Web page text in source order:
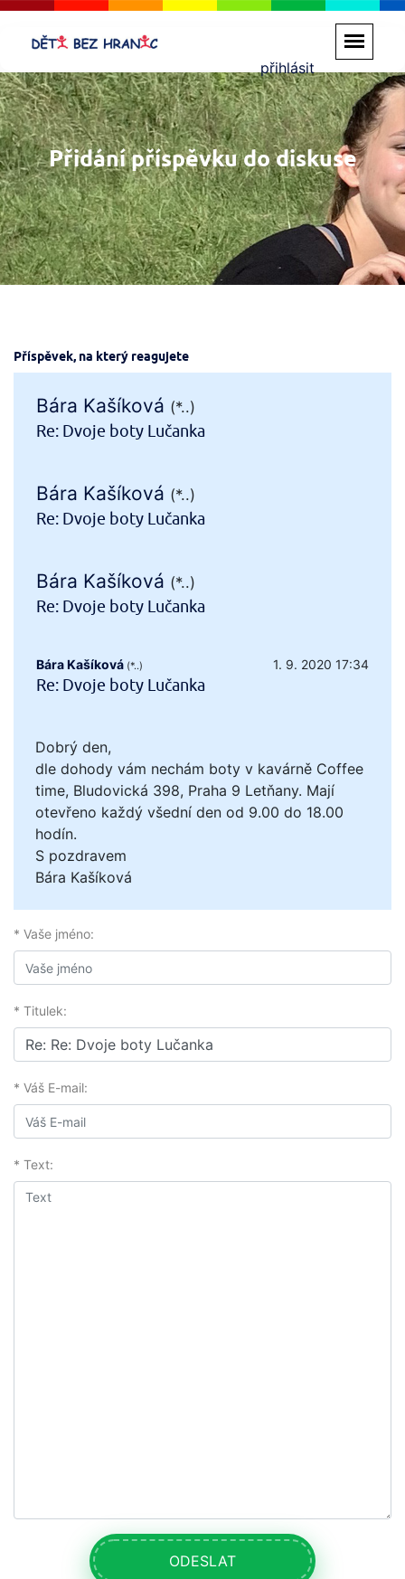
přihlásit
Přidání příspěvku do diskuse
Příspěvek, na který reagujete
Bára Kašíková (*..)
Re: Dvoje boty Lučanka
Bára Kašíková (*..)
Re: Dvoje boty Lučanka
Bára Kašíková (*..)
Re: Dvoje boty Lučanka
Bára Kašíková (*..) 1. 9. 2020 17:34
Re: Dvoje boty Lučanka
Dobrý den,
dle dohody vám nechám boty v kavárně Coffee
time, Bludovická 398, Praha 9 Letňany. Mají
otevřeno každý všední den od 9.00 do 18.00
hodín.
S pozdravem
Bára Kašíková
* Vaše jméno:
* Titulek:
* Váš E-mail:
* Text:
ODESLAT